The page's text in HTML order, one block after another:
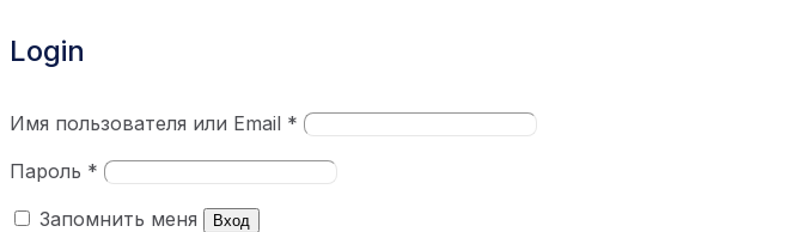
Login
Имя пользователя или Email *
Пароль *
Запомнить меня
Вход